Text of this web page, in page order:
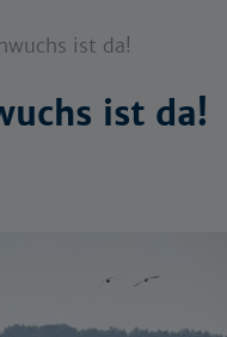
ist da!
ist da!